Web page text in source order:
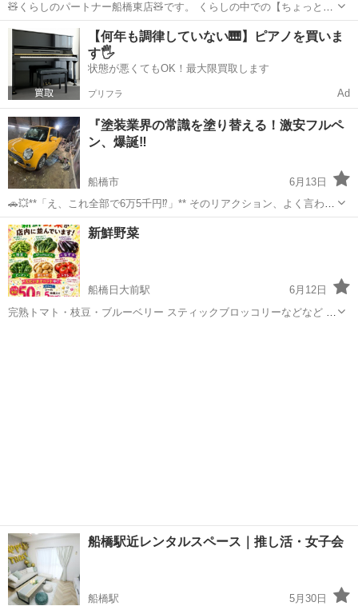
🧸くらしのパートナー船橋東店🧸です。 くらしの中での【ちょっと困
った事】【何気ない相談事】をくらしのパートナー船橋東店が解決、
お手伝い致します。 🍀ご相談、ご依頼内容🍀一例 お庭のお手入れ・草
むしり・通院同行・お買い物同...
千葉 船橋市 その他 くらし
【何年も調律していない🎹】ピアノを買いま
す🖐️
状態が悪くてもOK！最大限買取します
プリフラ Ad
『塗装業界の常識を塗り替える！激安フルペ
ン、爆誕‼️
船橋市
6月13日
🚗💥**「え、これ全部で6万5千円⁉」** そのリアクション、よく言われ
ます😎 🎨クルマの色、気分で変える時代です。 材料費込み・単色オー
ルペンで¥65,000‼ 💎クリア仕上げ → +¥25,000 ✨純正色・メタリ...
千葉 船橋市 その他
新鮮野菜
船橋日大前駅
6月12日
完熟トマト・枝豆・ブルーベリー スティックブロッコリーなどなど 朝
船橋駅近レンタルスペース｜推し活・女子会
船橋駅
5月30日